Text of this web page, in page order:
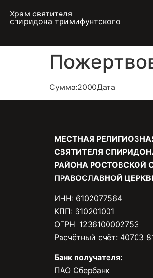
Храм святителя
спиридона тримифунтского
Сумма:2000Дата
МЕСТНАЯ
СВЯТИТЕЛЯ
РАЙОНА РОСТОВСКОЙ
ПРАВОСЛАВНОЙ
ИНН: 6102077564
КПП: 610201001
ОГРН: 1236100002753
Расчётный счёт: 40703
Банк получателя:
ПАО Сбербанк